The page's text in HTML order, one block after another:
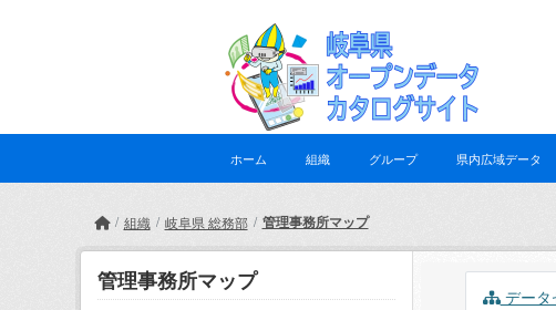
ホーム 組織 グループ 県内広域データ
組織 岐阜県 総務部 管理事務所マップ
管理事務所マップ
データ